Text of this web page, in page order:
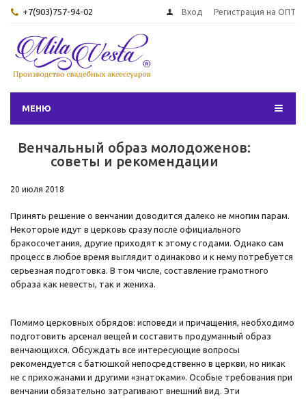
+7(903)757-94-02 Вход Регистрация на ОПТ
МЕНЮ
Венчальный образ молодоженов:
советы и рекомендации
20 июля 2018
Принять решение о венчании доводится далеко не многим парам.
Некоторые идут в церковь сразу после официального
бракосочетания, другие приходят к этому с годами. Однако сам
процесс в любое время выглядит одинаково и к нему потребуется
серьезная подготовка. В том числе, составление грамотного
образа как невесты, так и жениха.
Помимо церковных обрядов: исповеди и причащения, необходимо
подготовить арсенал вещей и составить продуманный образ
венчающихся. Обсуждать все интересующие вопросы
рекомендуется с батюшкой непосредственно в церкви, но никак
не с прихожанами и другими «знатоками». Особые требования при
венчании обязательно затрагивают внешний вид. Эти